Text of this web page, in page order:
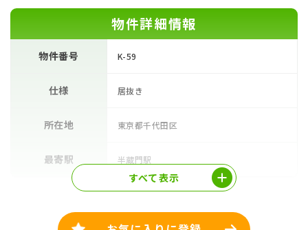
物件詳細情報
物件番号 K-59
仕様 居抜き
所在地 東京都千代田区
最寄駅 半蔵門駅
すべて表示